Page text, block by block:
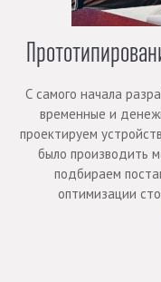
С самого начала
временные и
проектируем
было производить
подбираем
оптимизации